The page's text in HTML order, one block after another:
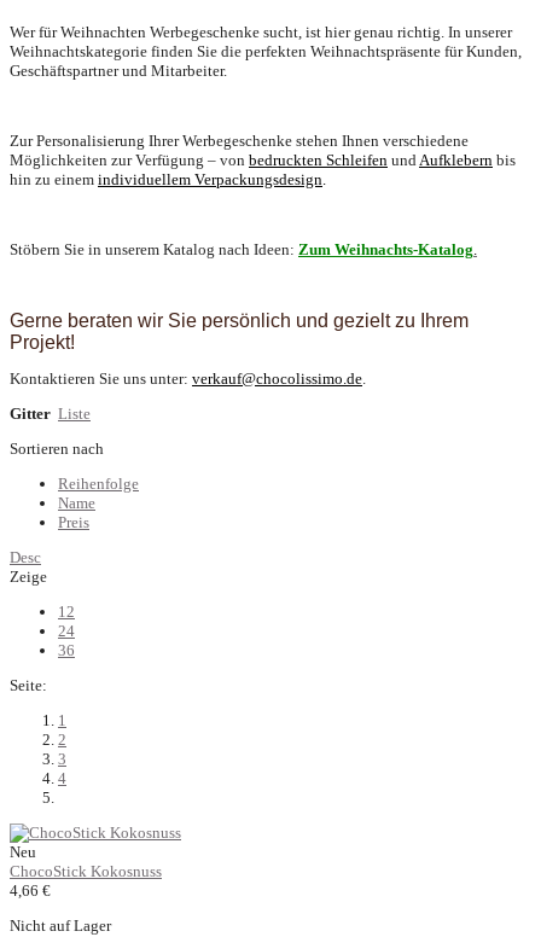
Wer für Weihnachten Werbegeschenke sucht, ist hier genau richtig. In unserer
Weihnachtskategorie finden Sie die perfekten Weihnachtspräsente für Kunden,
Geschäftspartner und Mitarbeiter.
Zur Personalisierung Ihrer Werbegeschenke stehen Ihnen verschiedene
Möglichkeiten zur Verfügung – von bedruckten Schleifen und Aufklebern bis
hin zu einem individuellem Verpackungsdesign
Stöbern Sie in unserem Katalog nach Ideen: Zum Weihnachts-Katalog
Gerne beraten wir Sie persönlich und gezielt zu Ihrem
Projekt!
Kontaktieren Sie uns unter: verkauf@chocolissimo.de
Gitter Liste
Sortieren nach
Reihenfolge
Name
Preis
Desc
Zeige
12
24
36
Seite:
1
2
3
4
Neu
ChocoStick Kokosnuss
4,66 €
Nicht auf Lager